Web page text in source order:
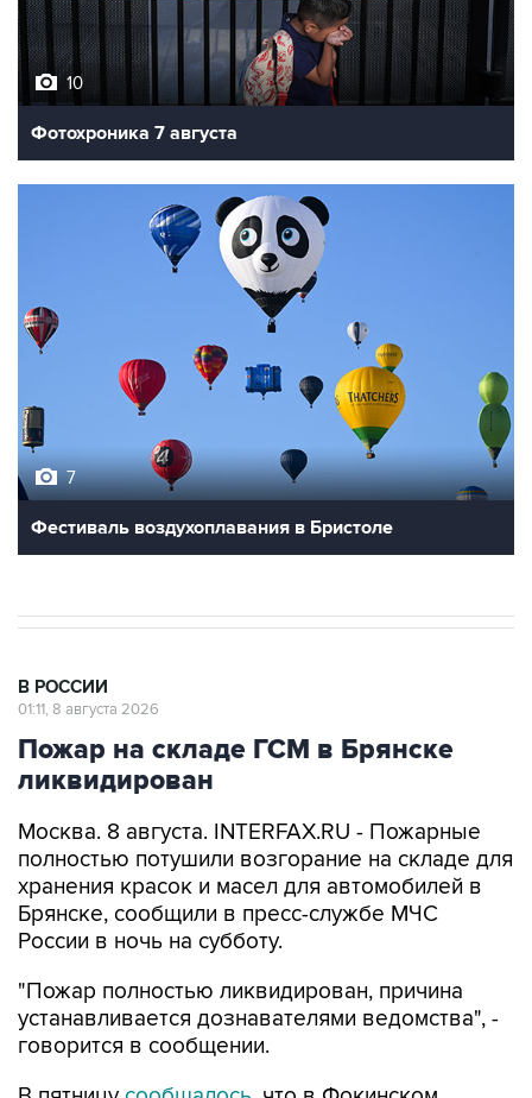
10
Фотохроника 7 августа
7
Фестиваль воздухоплавания в Бристоле
В РОССИИ
01:11, 8 августа 2026
Пожар на складе ГСМ в Брянске
ликвидирован
Москва. 8 августа. INTERFAX.RU - Пожарные
полностью потушили возгорание на складе для
хранения красок и масел для автомобилей в
Брянске, сообщили в пресс-службе МЧС
России в ночь на субботу.
"Пожар полностью ликвидирован, причина
устанавливается дознавателями ведомства", -
говорится в сообщении.